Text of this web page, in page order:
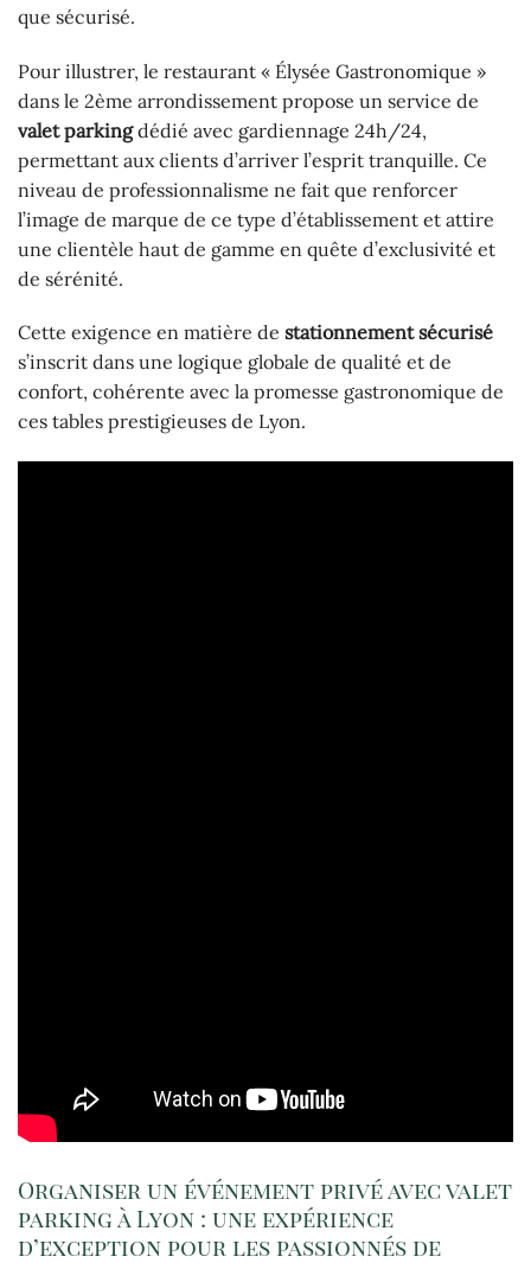
que sécurisé.
Pour illustrer, le restaurant « Élysée Gastronomique »
dans le 2ème arrondissement propose un service de
valet parkingdédié avec gardiennage 24h/24,
permettant aux clients d’arriver l’esprit tranquille. Ce
niveau de professionnalisme ne fait que renforcer
l’image de marque de ce type d’établissement et attire
une clientèle haut de gamme en quête d’exclusivité et
de sérénité.
Cette exigence en matière de stationnement sécurisé
s’inscrit dans une logique globale de qualité et de
confort, cohérente avec la promesse gastronomique de
ces tables prestigieuses de Lyon.
Organiser un événement privé avec valet
parking à Lyon : une expérience
d’exception pour les passionnés de